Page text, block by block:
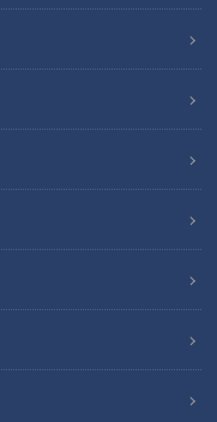
め
イ」の作り方【キユーピ
クッキング】